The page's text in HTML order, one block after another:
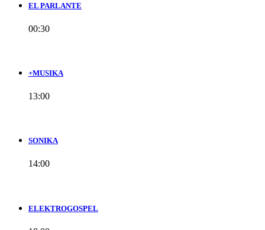
EL PARLANTE
00:30
+MUSIKA
13:00
SONIKA
14:00
ELEKTROGOSPEL